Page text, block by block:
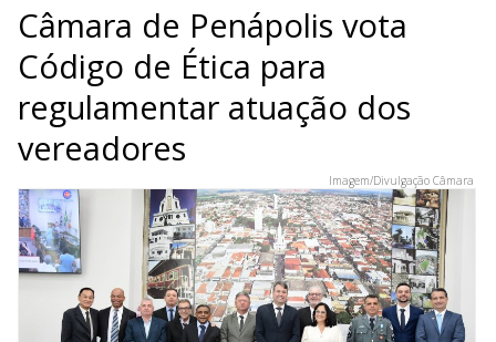
Câmara de Penápolis vota
Código de Ética para
regulamentar atuação dos
vereadores
Imagem/Divulgação Câmara